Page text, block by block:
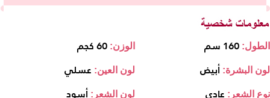
الوزن: 60 كجم الطول: 160 سم
لون العين: عسلي لون البشرة: أبيض
لون الشعر: أسود نوع الشعر: عادي